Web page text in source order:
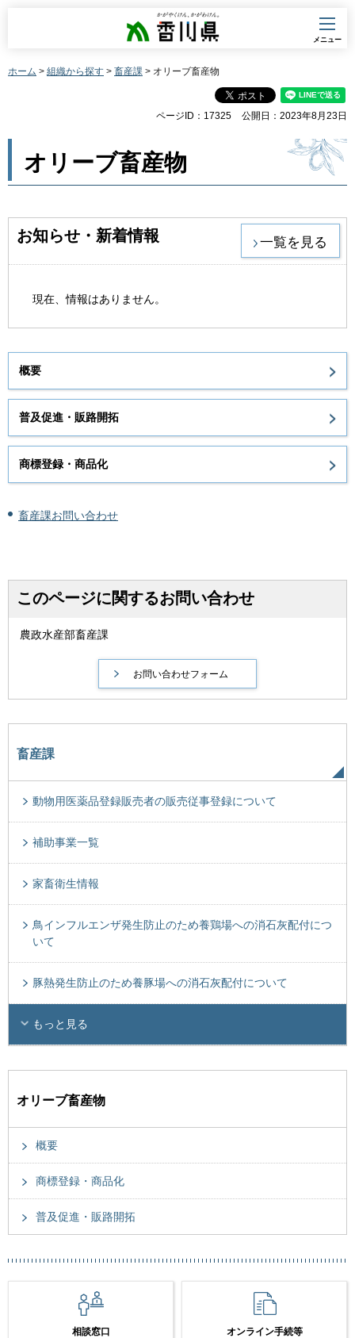
香川県
メニュー
ホーム > 組織から探す > 畜産課 > オリーブ畜産物
ページID：17325 公開日：2023年8月23日
オリーブ畜産物
お知らせ・新着情報 一覧を見る
現在、情報はありません。
概要
普及促進・販路開拓
商標登録・商品化
畜産課お問い合わせ
このページに関するお問い合わせ
農政水産部畜産課
畜産課
動物用医薬品登録販売者の販売従事登録について
補助事業一覧
家畜衛生情報
鳥インフルエンザ発生防止のため養鶏場への消石灰配付につ
いて
豚熱発生防止のため養豚場への消石灰配付について
もっと見る
オリーブ畜産物
概要
商標登録・商品化
普及促進・販路開拓
相談窓口 オンライン手続等